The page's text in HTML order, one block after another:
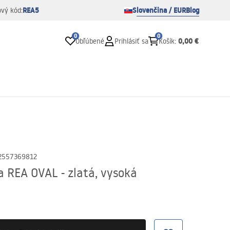
kód:REA5 Slovenčina / EURBlog
0
Obľúbené Prihlásiť sa
0
Košík: 0,00 €
OVAL - zlatá, vysoká